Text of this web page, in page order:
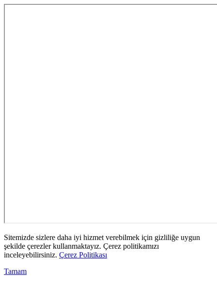
Sitemizde sizlere daha iyi hizmet verebilmek için gizliliğe uygun
şekilde çerezler kullanmaktayız. Çerez politikamızı
inceleyebilirsiniz. Çerez Politikası
Tamam